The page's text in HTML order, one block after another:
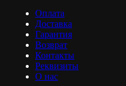
Оплата
Доставка
Гарантия
Возврат
Контакты
Реквизиты
О нас